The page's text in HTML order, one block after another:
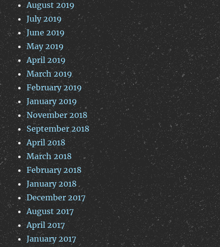
August 2019
July 2019
June 2019
May 2019
April 2019
March 2019
February 2019
January 2019
November 2018
September 2018
April 2018
March 2018
February 2018
January 2018
December 2017
August 2017
April 2017
January 2017